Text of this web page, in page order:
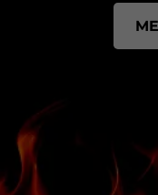
Angaben §27a